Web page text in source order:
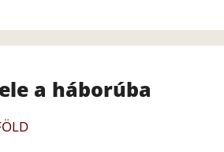
a háborúba